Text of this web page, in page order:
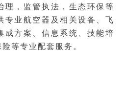
理，监管执法，生态环保等
专业航空器及相关设备、飞
成方案、信息系统、技能培
等专业配套服务。